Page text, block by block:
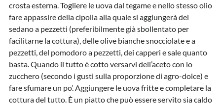
crosta esterna. Togliere le uova dal tegame e nello stesso olio
fare appassire della cipolla alla quale si aggiungerà del
sedano a pezzetti (preferibilmente già sbollentato per
facilitarne la cottura), delle olive bianche snocciolate e a
pezzetti, del pomodoro a pezzetti, dei capperi e sale quanto
basta. Quando il tutto è cotto versarvi dell’aceto con lo
zucchero (secondo i gusti sulla proporzione di agro-dolce) e
fare sfumare un po’. Aggiungere le uova fritte e completare la
cottura del tutto. È un piatto che può essere servito sia caldo